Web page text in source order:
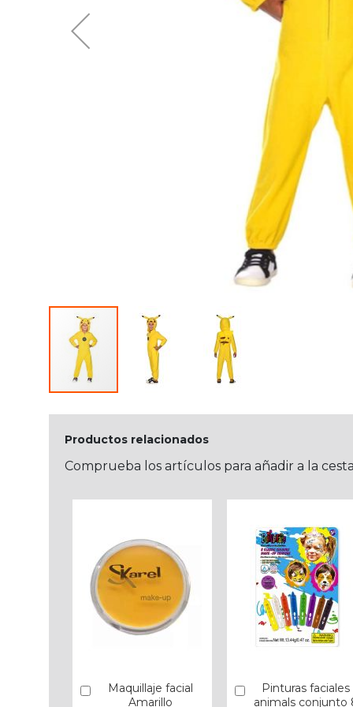
Productos relacionados
Comprueba los artículos para añadir a la
Maquillaje facial
Amarillo
Añadir
Pinturas faciales
animals conjunto
Añadir